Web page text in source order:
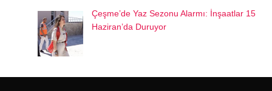
Çeşme’de Yaz Sezonu Alarmı: İnşaatlar 15
Haziran’da Duruyor